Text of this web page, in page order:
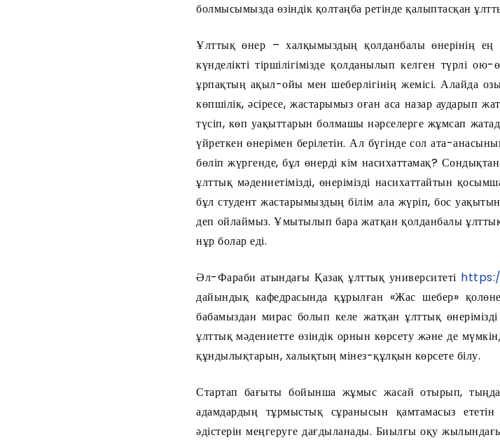
болмысымызда өзіндік қолтаңба ретінде қалыптасқан
Ұлттық өнер – халқымыздың қолданбалы өнерінің ең
күнделікті тіршілігімізде қолданылып келген түрлі
ұрпақтың ақыл-ойы мен шеберлігінің жемісі. Алайда
көпшілік, әсіресе, жастарымыз оған аса назар аударып
түсіп, көп уақыттарын болмашы нәрселерге жұмсап
үйреткен өнерімен берілетін. Ал бүгінде сол ата-
бөліп жүргенде, бұл өнерді кім насихаттамақ?
ұлттық мәдениетімізді, өнерімізді насихаттайтын
бұл студент жастарымыздың білім ала жүріп, бос
деп ойлаймыз. Ұмытылып бара жатқан қолданбалы ұлттық
нұр болар еді.
Әл-Фараби атындағы Қазақ ұлттық университеті
дайындық кафедрасында құрылған «Жас шебер»
бабамыздан мирас болып келе жатқан ұлттық
ұлттық мәдениетте өзіндік орнын көрсету және де
құндылықтарын, халықтың мінез-құлқын көрсете білу.
Стартап бағыты бойынша жұмыс жасай отырып,
адамдардың тұрмыстық сұранысын қамтамасыз
әдістерін меңгеруге дағдыланады. Биылғы оқу